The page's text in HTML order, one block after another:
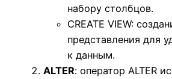
набору столбцов.
CREATE VIEW:
представления для
к данным.
ALTER: оператор ALTER